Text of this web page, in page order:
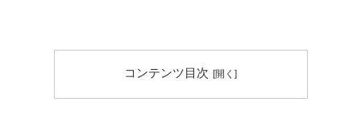
コンテンツ目次